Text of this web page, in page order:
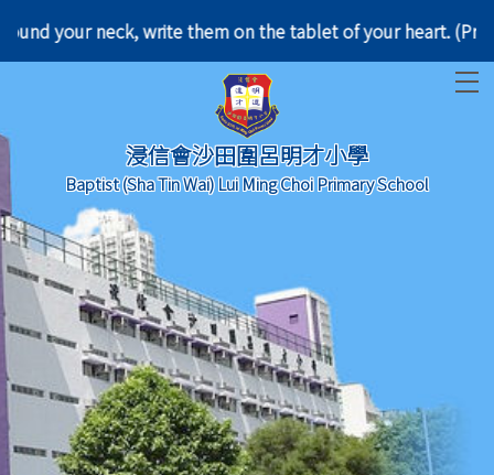
your neck, write them on the tablet of your heart.
浸信會沙田圍呂明才小學
Baptist (Sha Tin Wai) Lui Ming Choi Primary School